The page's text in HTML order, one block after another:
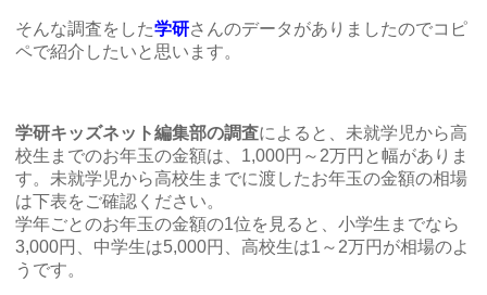
そんな調査をした学研さんのデータがありましたのでコピ
ペで紹介したいと思います。
学研キッズネット編集部の調査によると、未就学児から高
校生までのお年玉の金額は、1,000円～2万円と幅がありま
す。未就学児から高校生までに渡したお年玉の金額の相場
は下表をご確認ください。
学年ごとのお年玉の金額の1位を見ると、小学生までなら
3,000円、中学生は5,000円、高校生は1～2万円が相場のよ
うです。